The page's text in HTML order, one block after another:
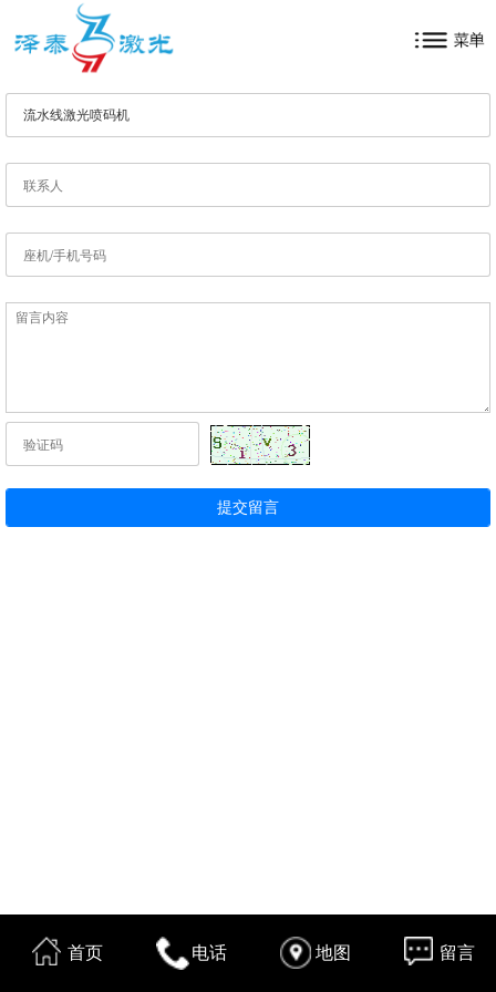
首页 电话 地图 留言